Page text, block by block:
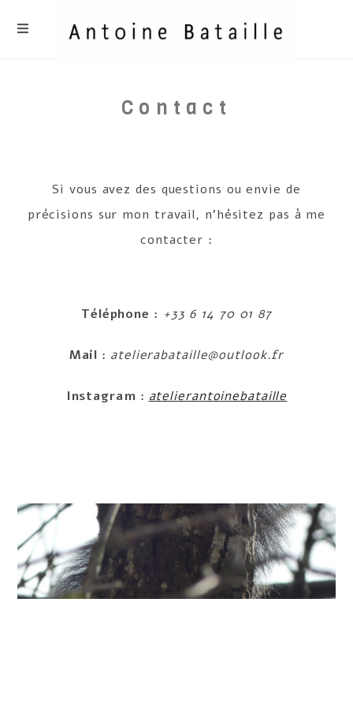
Contact
Si vous avez des questions ou envie de
précisions sur mon travail, n’hésitez pas à me
contacter :
Téléphone : +33 6 14 70 01 87
Mail : atelierabataille@outlook.fr
Instagram : atelierantoinebataille